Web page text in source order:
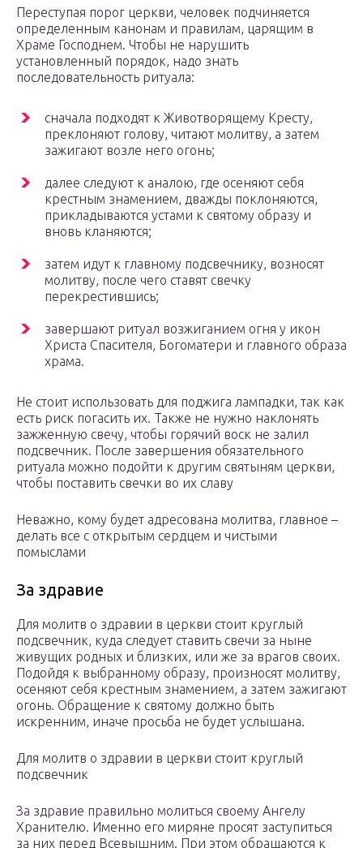
Переступая порог церкви, человек подчиняется
определенным канонам и правилам, царящим в
Храме Господнем. Чтобы не нарушить
установленный порядок, надо знать
последовательность ритуала:
сначала подходят к Животворящему Кресту,
преклоняют голову, читают молитву, а затем
зажигают возле него огонь;
далее следуют к аналою, где осеняют себя
крестным знамением, дважды поклоняются,
прикладываются устами к святому образу и
вновь кланяются;
затем идут к главному подсвечнику, возносят
молитву, после чего ставят свечку
перекрестившись;
завершают ритуал возжиганием огня у икон
Христа Спасителя, Богоматери и главного образа
храма.
Не стоит использовать для поджига лампадки, так как
есть риск погасить их. Также не нужно наклонять
зажженную свечу, чтобы горячий воск не залил
подсвечник. После завершения обязательного
ритуала можно подойти к другим святыням церкви,
чтобы поставить свечки во их славу
Неважно, кому будет адресована молитва, главное –
делать все с открытым сердцем и чистыми
помыслами
За здравие
Для молитв о здравии в церкви стоит круглый
подсвечник, куда следует ставить свечи за ныне
живущих родных и близких, или же за врагов своих.
Подойдя к выбранному образу, произносят молитву,
осеняют себя крестным знамением, а затем зажигают
огонь. Обращение к святому должно быть
искренним, иначе просьба не будет услышана.
Для молитв о здравии в церкви стоит круглый
подсвечник
За здравие правильно молиться своему Ангелу
Хранителю. Именно его миряне просят заступиться
за них перед Всевышним. При этом обращаются к